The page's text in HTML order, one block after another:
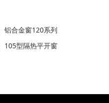
铝合金窗120系列
105型隔热平开窗